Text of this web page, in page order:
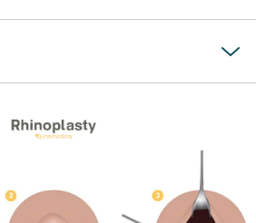
Diagram die